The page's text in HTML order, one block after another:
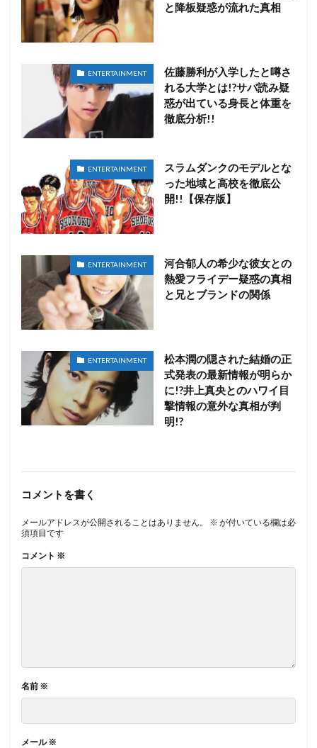
と降板疑惑が流れた真相
ENTERTAINMENT
佐藤勝利が入学したと噂さ
れる大学とは!?サバ読み疑
惑が出ている身長と体重を
徹底分析!!
ENTERTAINMENT
スラムダンクのモデルとな
った地域と高校を徹底公
開!!【保存版】
ENTERTAINMENT
河合郁人の希少な彼女との
熱愛フライデー疑惑の真相
と兄とブランドの関係
ENTERTAINMENT
松本潤の隠された結婚の正
式発表の最新情報が明らか
に!?井上真央とのハワイ目
撃情報の意外な真相が判
明!?
コメントを書く
メールアドレスが公開されることはありません。 ※ が付いている欄は必
須項目です
コメント ※
名前 ※
メール※